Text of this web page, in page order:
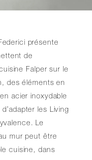
présente
de
Falper sur le
des éléments en
acier inoxydable
les Living
Le
mur peut être
cuisine, dans